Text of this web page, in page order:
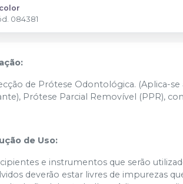
084381
de Prótese Odontológica. (Aplica-
Prótese Parcial Removível (PPR),
de Uso:
e instrumentos que serão
deverão estar livres de impurezas